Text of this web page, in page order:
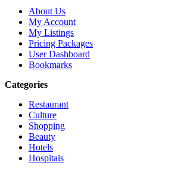
About Us
My Account
My Listings
Pricing Packages
User Dashboard
Bookmarks
Categories
Restaurant
Culture
Shopping
Beauty
Hotels
Hospitals